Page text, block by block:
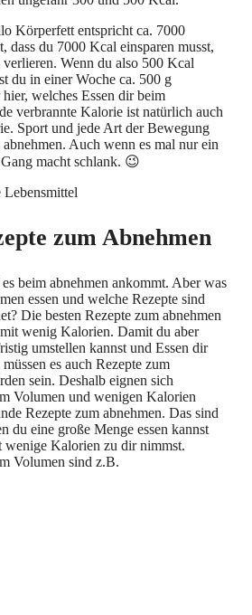
Körperfett entspricht ca. 7000
dass du 7000 Kcal einsparen musst,
Wenn du also 500 Kcal
du in einer Woche ca. 500 g
welches Essen dir beim
verbrannte Kalorie ist natürlich auch
Sport und jede Art der Bewegung
Auch wenn es mal nur ein
macht schlank. 😉
zum Abnehmen
beim abnehmen ankommt. Aber was
essen und welche Rezepte sind
Die besten Rezepte zum abnehmen
wenig Kalorien. Damit du aber
umstellen kannst und Essen dir
es auch Rezepte zum
sein. Deshalb eignen sich
Volumen und wenigen Kalorien
Rezepte zum abnehmen. Das sind
du eine große Menge essen kannst
wenige Kalorien zu dir nimmst.
Volumen sind z.B.